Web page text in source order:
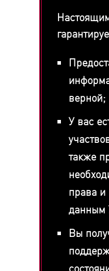
верной;
У вас
также
права и
данным
Вы